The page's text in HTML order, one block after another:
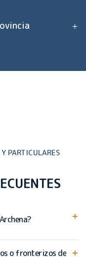
PARTICULARES
o fronterizos de